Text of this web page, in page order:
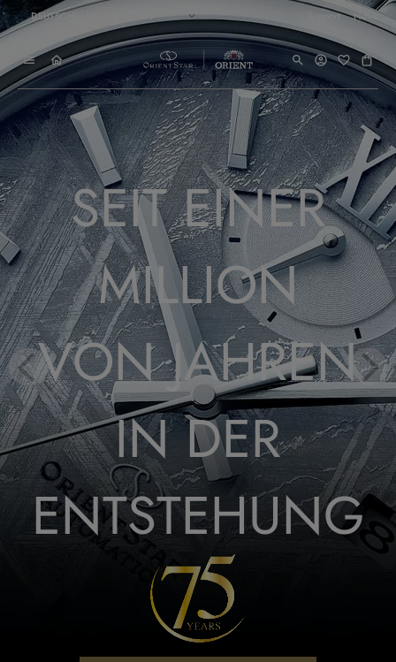
DEUTSCHLAND | DEUTSCH Support News
SEIT EINER
MILLION
VON JAHREN
IN DER
ENTSTEHUNG